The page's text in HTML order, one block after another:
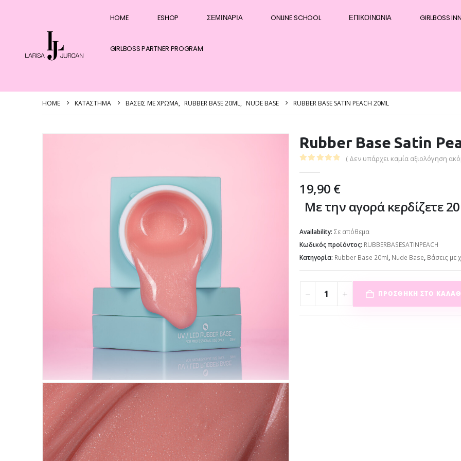
HOME ESHOP ΣΕΜΙΝΆΡΙΑ ONLINE SCHOOL ΕΠΙΚΟΙΝΩΝΊΑ GIRLBOSS
GIRLBOSS PARTNER PROGRAM
HOME ΚΑΤΆΣΤΗΜΑ ΒΆΣΕΙΣ ΜΕ ΧΡΏΜΑ, RUBBER BASE 20ML, NUDE BASE RUBBER BASE SATIN PEACH 20ML
Rubber Base Satin
( Δεν υπάρχει καμία αξιολόγηση
19,90 €
Με την αγορά κερδίζετε
Availability: Σε απόθεμα
Κωδικός προϊόντος: RUBBERBASESATINPEACH
Κατηγορία: Rubber Base 20ml, Nude Base, Βάσεις με
ΠΡΟΣΘΉΚΗ ΣΤΟ